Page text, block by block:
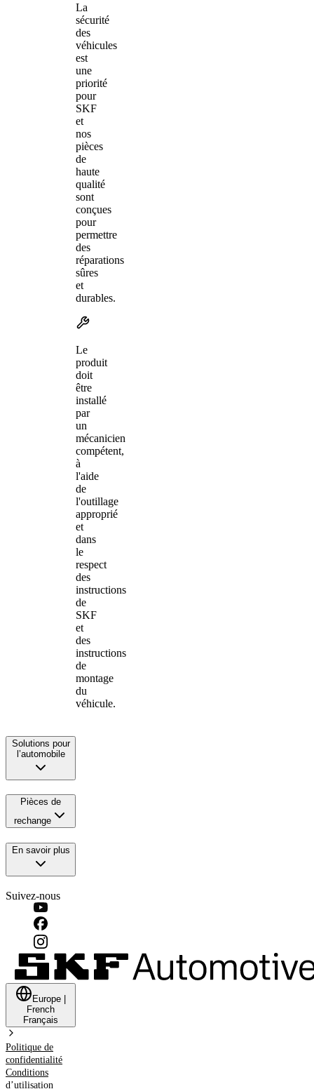
La
sécurité
des
véhicules
est
une
priorité
pour
SKF
et
nos
pièces
de
haute
qualité
sont
conçues
pour
permettre
des
réparations
sûres
et
durables.
Le
produit
doit
être
installé
par
un
mécanicien
compétent,
à
l'aide
de
l'outillage
approprié
et
dans
le
respect
des
instructions
de
SKF
et
des
instructions
de
montage
du
véhicule.
Solutions pour
l’automobile
Pièces de
rechange
En savoir plus
Suivez-nous
Europe
French
Français
Politique de
confidentialité
Conditions
d’utilisation